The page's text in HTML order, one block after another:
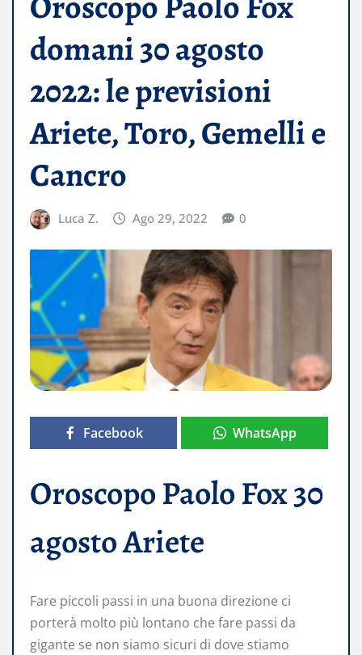
domani 30 agosto
2022: le previsioni
Ariete, Toro, Gemelli e
Cancro
Luca Z. Ago 29, 2022 0
Facebook WhatsApp
Oroscopo Paolo Fox 30
agosto Ariete
Fare piccoli passi in una buona direzione ci
porterà molto più lontano che fare passi da
gigante se non siamo sicuri di dove stiamo